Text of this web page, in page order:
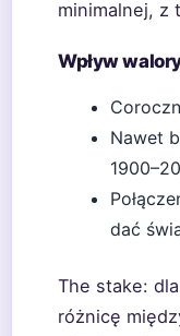
minimalnej, z
Wpływ
Nawet
dać
The stake:
różnicę